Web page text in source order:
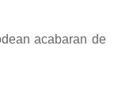
acabaran de